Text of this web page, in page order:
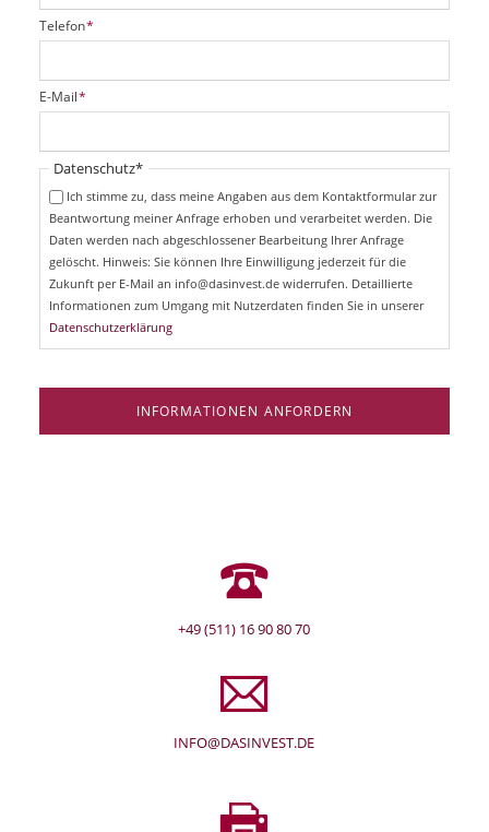
P
f
i
c
t
f
Telefon*
P
f
i
E-Mail*
Pflichtfeld
Datenschutz*
Ich stimme zu, dass meine Angaben aus dem Kontaktformular zur
Beantwortung meiner Anfrage erhoben und verarbeitet werden. Die
Daten werden nach abgeschlossener Bearbeitung Ihrer Anfrage
gelöscht. Hinweis: Sie können Ihre Einwilligung jederzeit für die
Zukunft per E-Mail an info@dasinvest.de widerrufen. Detaillierte
Informationen zum Umgang mit Nutzerdaten finden Sie in unserer
Datenschutzerklärung
INFORMATIONEN ANFORDERN
+49 (511) 16 90 80 70
INFO@DASINVEST.DE